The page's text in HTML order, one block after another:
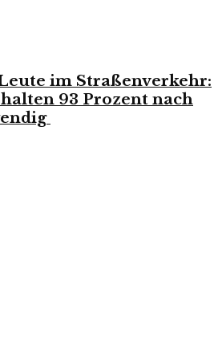
im Straßenverkehr:
93 Prozent nach